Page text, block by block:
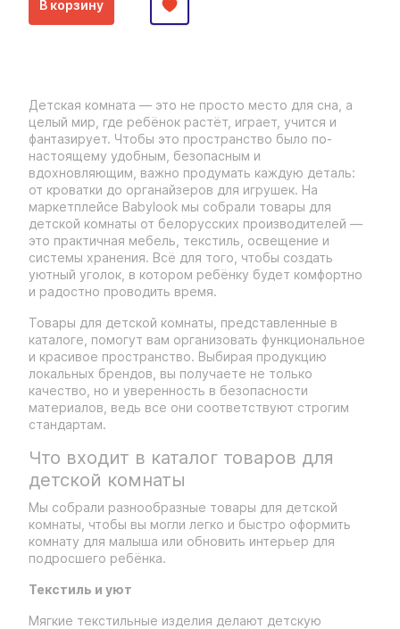
В корзину
Детская комната — это не просто место для сна, а
целый мир, где ребёнок растёт, играет, учится и
фантазирует. Чтобы это пространство было по-
настоящему удобным, безопасным и
вдохновляющим, важно продумать каждую деталь:
от кроватки до органайзеров для игрушек. На
маркетплейсе Babylook мы собрали товары для
детской комнаты от белорусских производителей —
это практичная мебель, текстиль, освещение и
системы хранения. Всё для того, чтобы создать
уютный уголок, в котором ребёнку будет комфортно
и радостно проводить время.
Товары для детской комнаты, представленные в
каталоге, помогут вам организовать функциональное
и красивое пространство. Выбирая продукцию
локальных брендов, вы получаете не только
качество, но и уверенность в безопасности
материалов, ведь все они соответствуют строгим
стандартам.
Что входит в каталог товаров для
детской комнаты
Мы собрали разнообразные товары для детской
комнаты, чтобы вы могли легко и быстро оформить
комнату для малыша или обновить интерьер для
подросшего ребёнка.
Текстиль и уют
Мягкие текстильные изделия делают детскую